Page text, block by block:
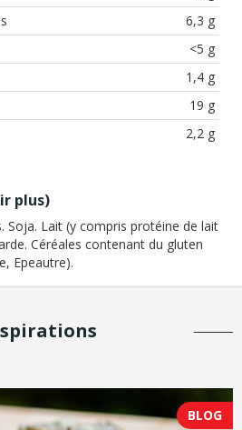
6,3 g
<5 g
1,4 g
19 g
2,2 g
plus)
Soja. Lait (y compris protéine de lait
Céréales contenant du gluten
Epeautre).
BLOG